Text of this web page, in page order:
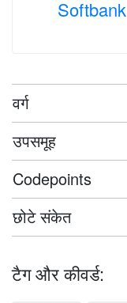
Softbank
वर्ग
उपसमूह
Codepoints
छोटे संकेत
टैग और कीवर्ड: